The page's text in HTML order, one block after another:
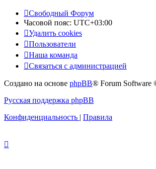
Свободный Форум
Часовой пояс: UTC+03:00
Удалить cookies
Пользователи
Наша команда
Связаться с администрацией
Создано на основе phpBB® Forum Software
Русская поддержка phpBB
Конфиденциальность | Правила